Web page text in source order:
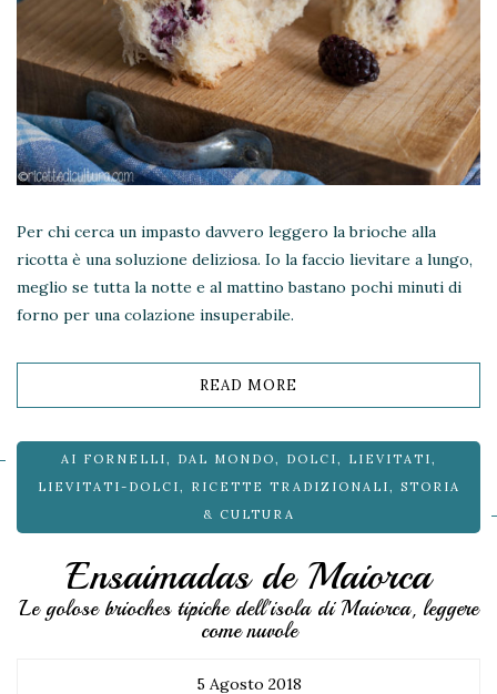
Per chi cerca un impasto davvero leggero la brioche alla
ricotta è una soluzione deliziosa. Io la faccio lievitare a lungo,
meglio se tutta la notte e al mattino bastano pochi minuti di
forno per una colazione insuperabile.
READ MORE
AI FORNELLI, DAL MONDO, DOLCI, LIEVITATI,
LIEVITATI-DOLCI, RICETTE TRADIZIONALI, STORIA
& CULTURA
Ensaimadas de Maiorca
Le golose brioches tipiche dell'isola di Maiorca, leggere
come nuvole
5 Agosto 2018